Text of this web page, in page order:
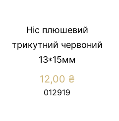
Ніс плюшевий
трикутний червоний
13*15мм
12,00 ₴
012919